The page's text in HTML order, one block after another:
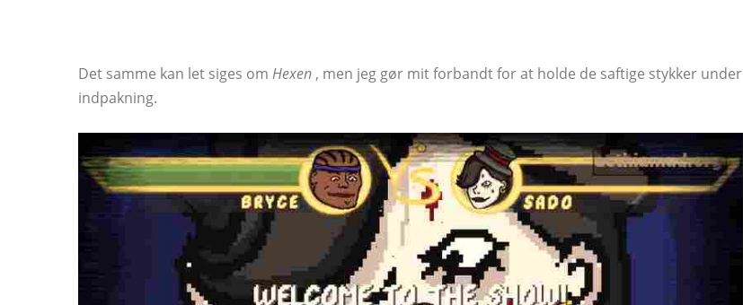
Det samme kan let siges om Hexen , men jeg gør mit forbandt for at holde de saftige stykker under
indpakning.